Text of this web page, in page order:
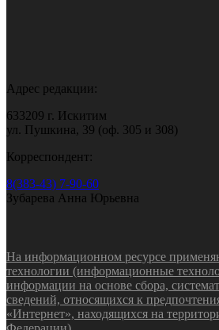
Адрес редакции:
633209 г. Искитим
ул. Пушкина, 39 (оф. 305 и 308)
Корреспондент:
8(383-43) 7-90-60
Зубарева Анна Юрьевна
На информационном ресурсе
технологии (информационные
информации на основе сбора,
сведений, относящихся к
«Интернет», находящихся на